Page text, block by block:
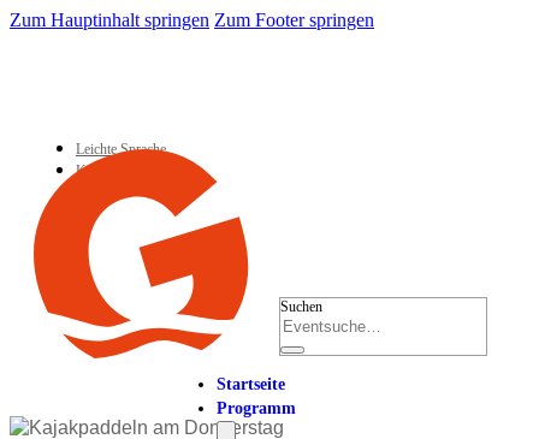
Zum Hauptinhalt springen Zum Footer springen
Leichte Sprache
Kontakt
Suchen
Startseite
Programm